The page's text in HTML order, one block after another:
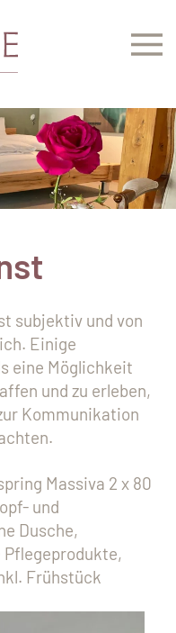
subjektiv und von
Einige
eine Möglichkeit
und zu erleben,
Kommunikation
Massiva 2 x 80
und
Dusche,
Frühstück